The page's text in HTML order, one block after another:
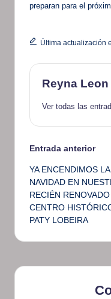
preparan para el
Última actualización
Reyna Leon
Ver todas las
de
entradas
Entrada anterior
YA ENCENDIMOS LA
NAVIDAD EN
RECIÉN RENOVADO
CENTRO
PATY LOBEIRA